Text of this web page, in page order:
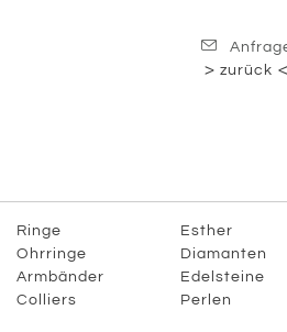
zurück
Ringe
Ohrringe
Armbänder
Colliers
Esther
Diamanten
Edelsteine
Perlen